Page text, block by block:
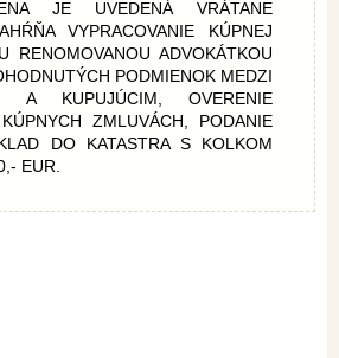
JE UVEDENÁ VRÁTANE
VYPRACOVANIE KÚPNEJ
RENOMOVANOU ADVOKÁTKOU
PODMIENOK MEDZI
A KUPUJÚCIM, OVERENIE
ZMLUVÁCH, PODANIE
DO KATASTRA S KOLKOM
EUR.